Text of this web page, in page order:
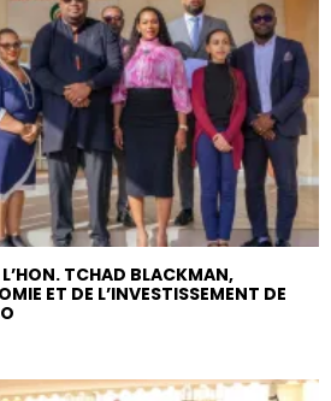
TCHAD BLACKMAN,
ET DE L’INVESTISSEMENT DE